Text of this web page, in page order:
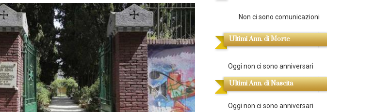
Non ci sono comunicazioni
Ultimi Ann. di Morte
Oggi non ci sono anniversari
Ultimi Ann. di Nascita
Oggi non ci sono anniversari